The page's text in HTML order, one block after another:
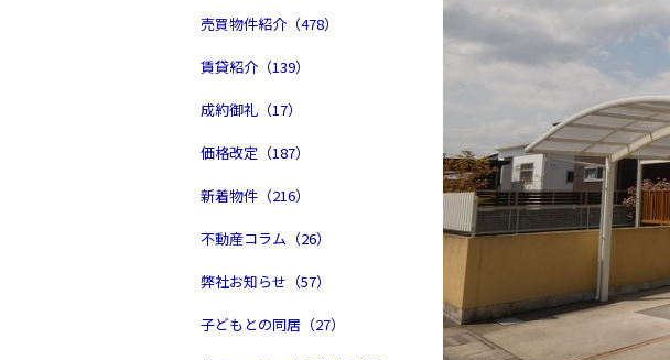
売買物件紹介（478）
賃貸紹介（139）
成約御礼（17）
価格改定（187）
新着物件（216）
不動産コラム（26）
弊社お知らせ（57）
子どもとの同居（27）